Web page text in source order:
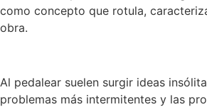
como concepto que rotula,
obra.
Al pedalear suelen surgir ideas
problemas más intermitentes y las